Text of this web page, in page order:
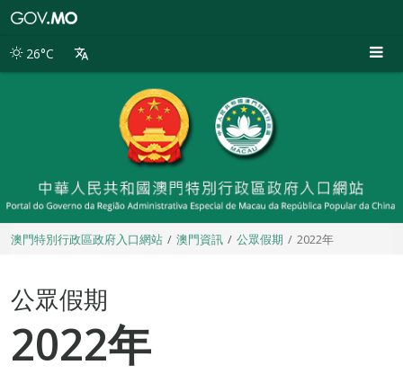
別
26°C
澳門特別行政區政府入口網站 澳門資訊 公眾假期 2022年
公眾假期
2022年